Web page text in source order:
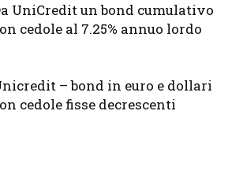
UniCredit un bond cumulativo
cedole al 7.25% annuo lordo
– bond in euro e dollari
cedole fisse decrescenti